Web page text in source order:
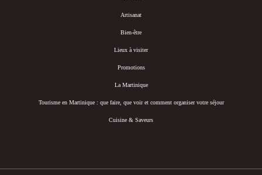
Artisanat
Bien-être
Lieux à visiter
Promotions
La Martinique
Tourisme en Martinique : que faire, que voir et comment organiser votre séjour
Cuisine & Saveurs